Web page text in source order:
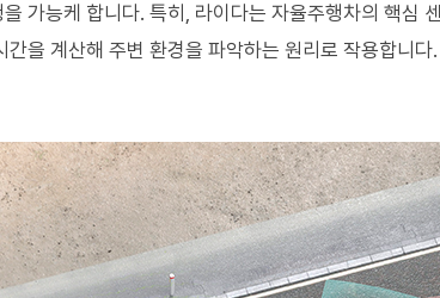
가능케 합니다. 특히, 라이다는 자율주행차의 핵심
을 계산해 주변 환경을 파악하는 원리로 작용합니다.